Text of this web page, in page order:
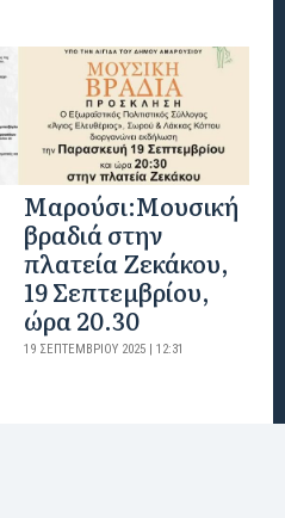
Μαρούσι:Μουσική
βραδιά στην
πλατεία Ζεκάκου,
19 Σεπτεμβρίου,
ώρα 20.30
19 ΣΕΠΤΕΜΒΡΊΟΥ 2025 | 12:31